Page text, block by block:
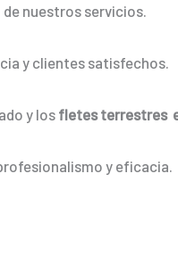
nuestros servicios.
y clientes satisfechos.
y los fletes terrestres
y eficacia.